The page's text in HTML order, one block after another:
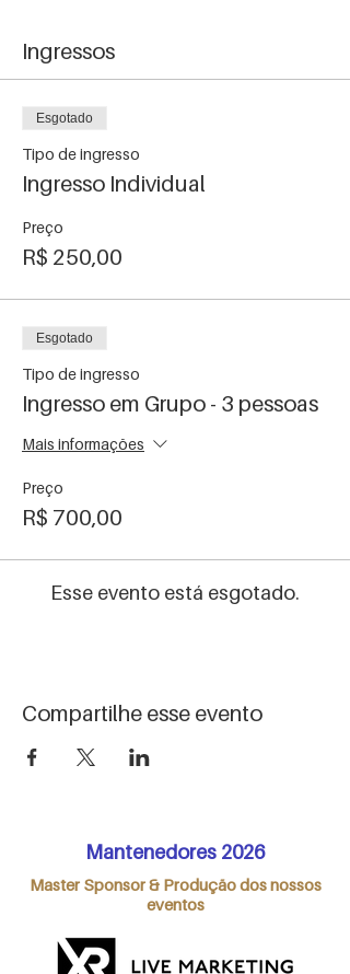
Ingressos
Esgotado
Tipo de ingresso
Ingresso Individual
Preço
R$ 250,00
Esgotado
Tipo de ingresso
Ingresso em Grupo - 3 pessoas
Mais informações
Preço
R$ 700,00
Esse evento está esgotado.
Compartilhe esse evento
Mantenedores 2026
Master Sponsor & Produção dos nossos
eventos